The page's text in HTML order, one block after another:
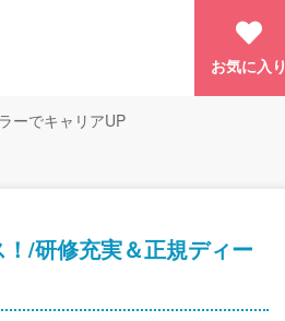
お気に入り
ーでキャリアUP
/研修充実＆正規ディー